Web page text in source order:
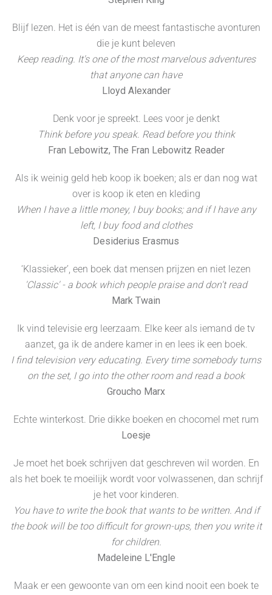
Blijf lezen. Het is één van de meest fantastische avonturen
die je kunt beleven
Keep reading. It's one of the most marvelous adventures
that anyone can have
Lloyd Alexander
Denk voor je spreekt. Lees voor je denkt
Think before you speak. Read before you think
Fran Lebowitz, The Fran Lebowitz Reader
Als ik weinig geld heb koop ik boeken; als er dan nog wat
over is koop ik eten en kleding
When I have a little money, I buy books; and if I have any
left, I buy food and clothes
Desiderius Erasmus
‘Klassieker’, een boek dat mensen prijzen en niet lezen
′Classic′ - a book which people praise and don't read
Mark Twain
Ik vind televisie erg leerzaam. Elke keer als iemand de tv
aanzet, ga ik de andere kamer in en lees ik een boek.
I find television very educating. Every time somebody turns
on the set, I go into the other room and read a book
Groucho Marx
Echte winterkost. Drie dikke boeken en chocomel met rum
Loesje
Je moet het boek schrijven dat geschreven wil worden. En
als het boek te moeilijk wordt voor volwassenen, dan schrijf
je het voor kinderen.
You have to write the book that wants to be written. And if
the book will be too difficult for grown-ups, then you write it
for children.
Madeleine L'Engle
Maak er een gewoonte van om een kind nooit een boek te